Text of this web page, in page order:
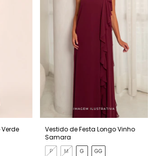
Vestido de Festa Longo Vinho
Samara
P M G GG